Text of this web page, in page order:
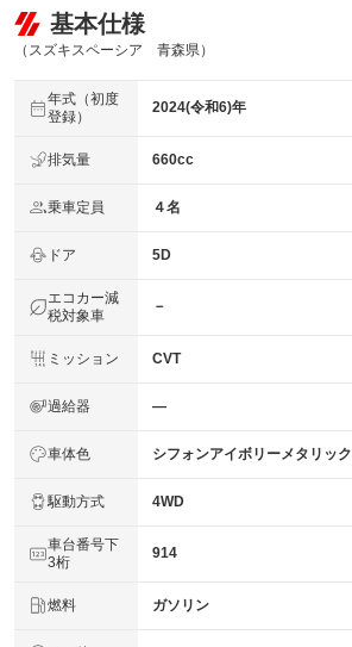
基本仕様
（スズキスペーシア 青森県）
年式（初度
登録）
2024(令和6)年
排気量 660cc
乗車定員 ４名
ドア 5D
エコカー減
税対象車
－
ミッション CVT
過給器 ―
車体色 シフォンアイボリーメタリック
駆動方式 4WD
車台番号下
3桁
914
燃料 ガソリン